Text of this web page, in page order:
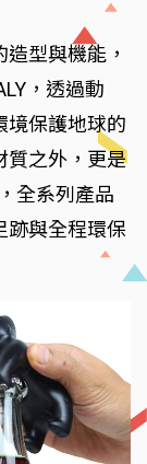
型與機能，
，透過動
境保護地球的
質之外，更是
全系列產品
跡與全程環保